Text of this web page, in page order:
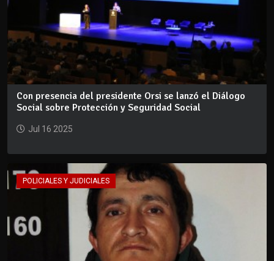
Con presencia del presidente Orsi se lanzó el Diálogo
Social sobre Protección y Seguridad Social
Jul 16 2025
POLICIALES Y JUDICIALES